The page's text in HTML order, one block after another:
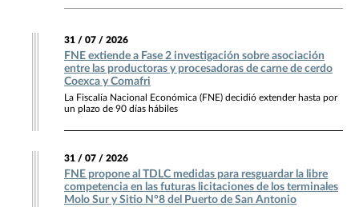
31 / 07 / 2026
FNE extiende a Fase 2 investigación sobre asociación
entre las productoras y procesadoras de carne de cerdo
Coexca y Comafri
La Fiscalía Nacional Económica (FNE) decidió extender hasta por
un plazo de 90 días hábiles
31 / 07 / 2026
FNE propone al TDLC medidas para resguardar la libre
competencia en las futuras licitaciones de los terminales
Molo Sur y Sitio N°8 del Puerto de San Antonio